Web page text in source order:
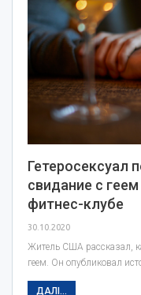
Гетеросексуал
свидание с
фитнес-клубе
30.10.2020
Житель США рассказал,
геем. Он опубликовал
ДАЛІ...